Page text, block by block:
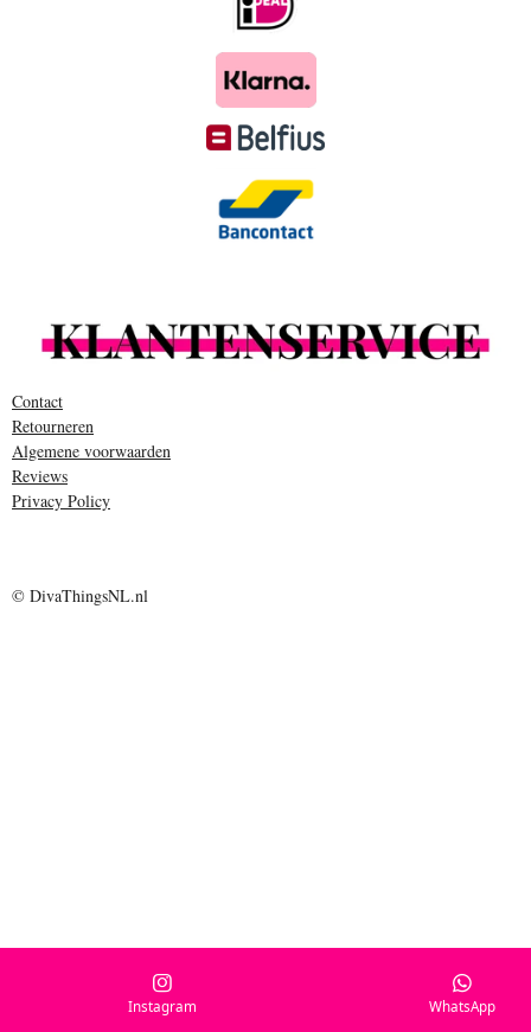
Contact
Retourneren
Algemene voorwaarden
Reviews
Privacy Policy
© DivaThingsNL.nl
Instagram WhatsApp